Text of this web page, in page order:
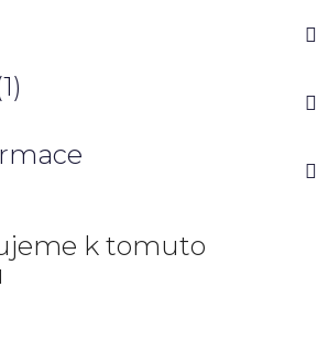
k tomuto